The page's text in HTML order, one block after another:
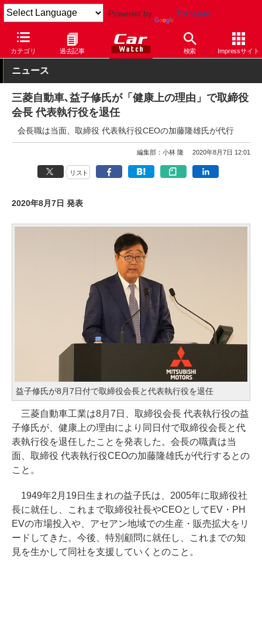
Powered by Translate
カテゴリ 過去記事 検索 Impressサイト
Car Watch 自動車 三菱自動車 その他
ニュース
三菱自動車､益子修氏が「健康上の理由」で取締役
会長 代表執行役を退任
会長職は当面、取締役 代表執行役CEOの加藤隆雄氏が代行
編集部：小林 隆 2020年8月7日 12:01
リスト
2020年8月7日 発表
益子修氏が8月7日付で取締役会長と代表執行役を退任
三菱自動車工業は8月7日、取締役会長 代表執行役の益
子修氏が、健康上の理由により同日付で取締役会長と代
表執行役を退任したことを発表した。会長の職責は当
面、取締役 代表執行役CEOの加藤隆雄氏が代行するとの
こと。
1949年2月19日生まれの益子氏は、2005年に取締役社
長に就任し、これまで取締役社長やCEOとしてEV・PH
EVの市場投入や、アセアン地域での生産・販売拡大をリ
ードしてきた。今後、特別顧問に就任し、これまでの知
見を生かして同社を支援していくとのこと。